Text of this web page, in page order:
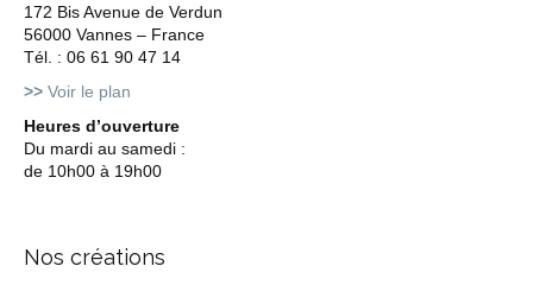
172 Bis Avenue de Verdun
56000 Vannes – France
Tél. : 06 61 90 47 14
>> Voir le plan
Heures d’ouverture
Du mardi au samedi :
de 10h00 à 19h00
Nos créations